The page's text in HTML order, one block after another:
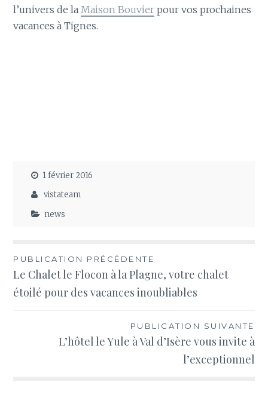
l’univers de la Maison Bouvier pour vos prochaines
vacances à Tignes.
1 février 2016
vistateam
news
Navigation
de
l’article
PUBLICATION PRÉCÉDENTE
Le Chalet le Flocon à la Plagne, votre chalet
étoilé pour des vacances inoubliables
PUBLICATION SUIVANTE
L’hôtel le Yule à Val d’Isère vous invite à
l’exceptionnel